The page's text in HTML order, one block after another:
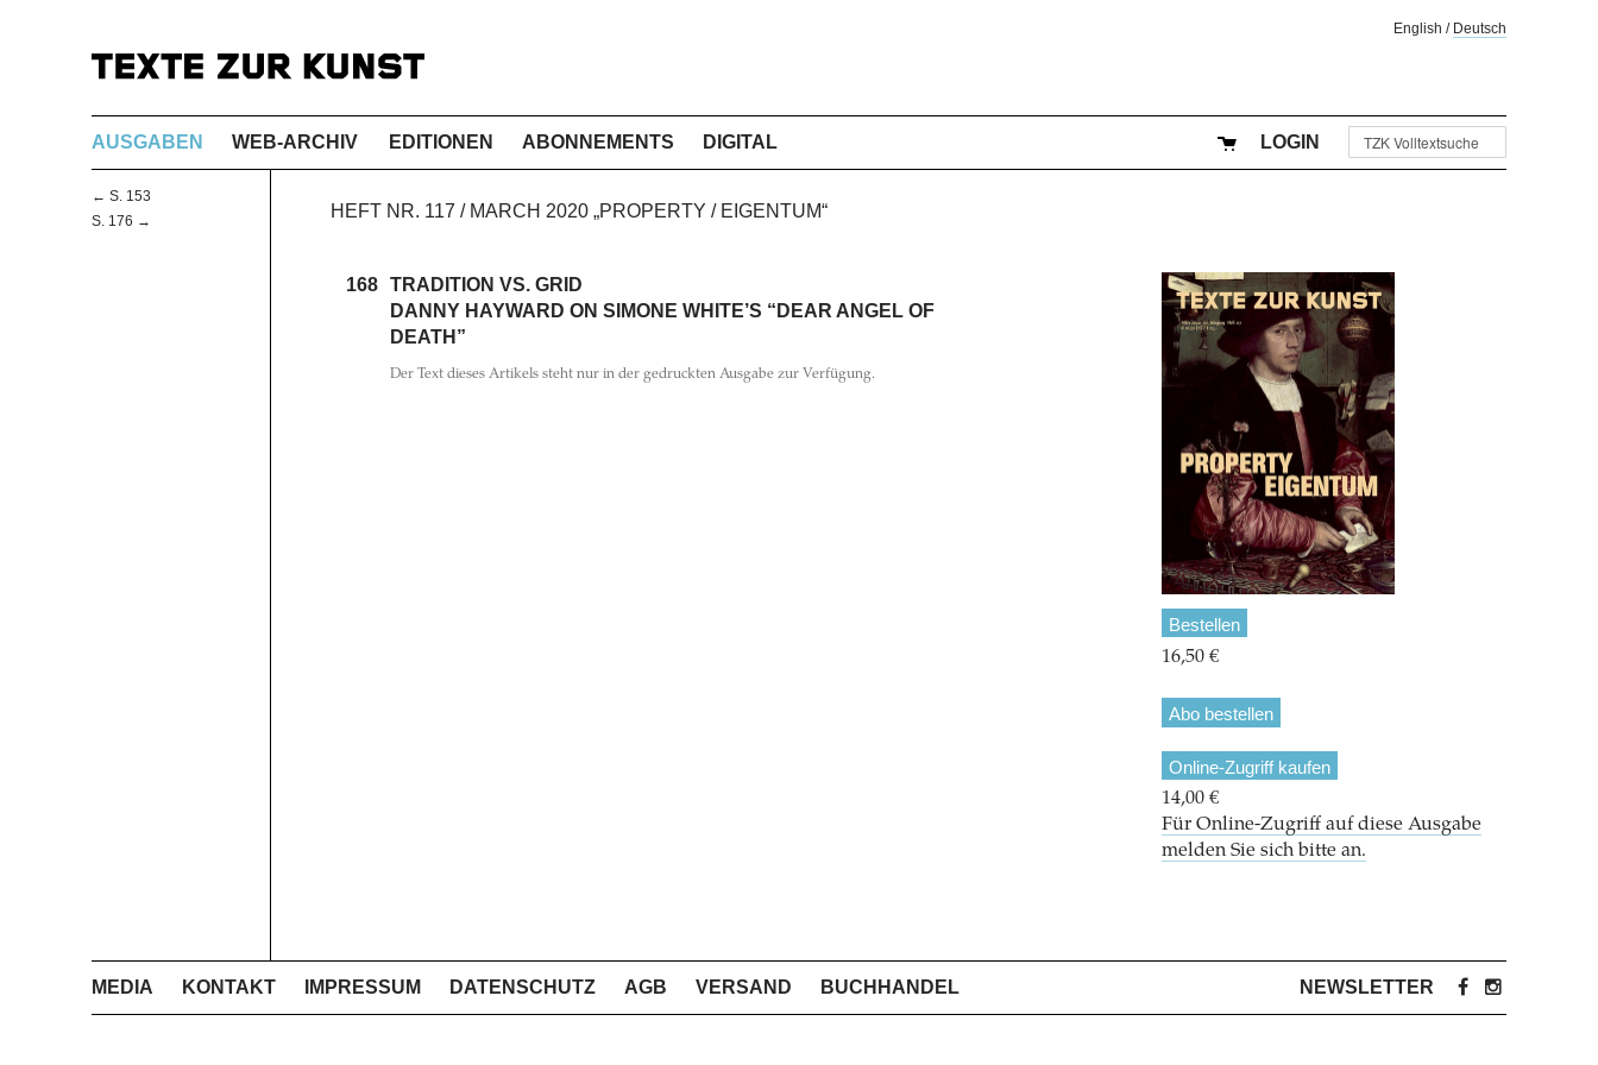
English / Deutsch
AUSGABEN WEB-ARCHIV EDITIONEN ABONNEMENTS DIGITAL LOGIN
← S. 153
S. 176 →
HEFT NR. 117 / MARCH 2020 „PROPERTY / EIGENTUM“
168 TRADITION VS. GRID
DANNY HAYWARD ON SIMONE WHITE’S “DEAR ANGEL OF
DEATH”
Der Text dieses Artikels steht nur in der gedruckten Ausgabe zur Verfügung.
Bestellen
16,50 €
Abo bestellen
Online-Zugriff kaufen
14,00 €
Für Online-Zugriff auf diese Ausgabe
melden Sie sich bitte an.
MEDIA KONTAKT IMPRESSUM DATENSCHUTZ AGB VERSAND BUCHHANDEL NEWSLETTER